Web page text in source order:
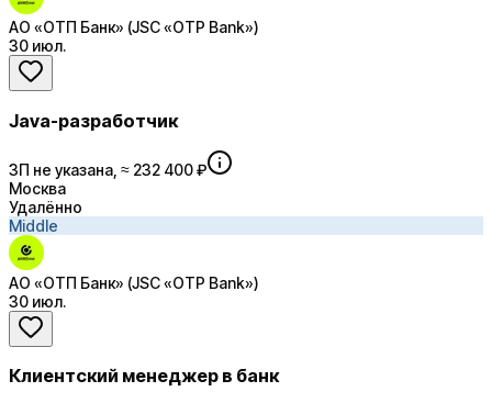
АО «ОТП Банк» (JSC «OTP Bank»)
30 июл.
Java-разработчик
ЗП не указана, ≈ 232 400 ₽
Москва
Удалённо
Middle
АО «ОТП Банк» (JSC «OTP Bank»)
30 июл.
Клиентский менеджер в банк